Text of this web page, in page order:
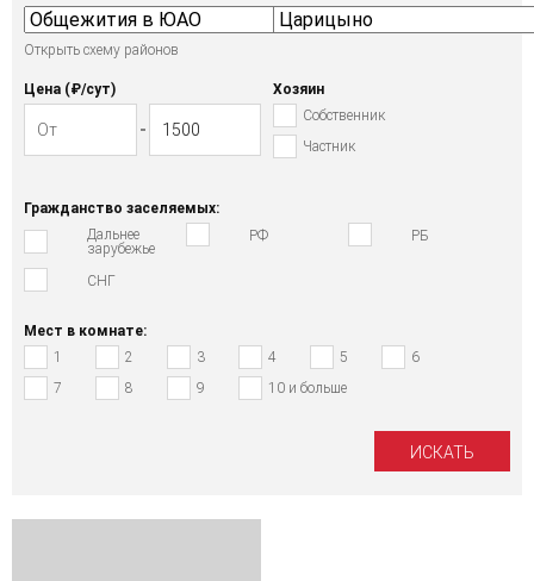
Открыть схему районов
Цена (₽/cут)
Хозяин
Собственник
Частник
Гражданство заселяемых:
Дальнее
зарубежье
РФ РБ
СНГ
Мест в комнате:
1
2 3 4 5
6
7
8 9 10 и больше